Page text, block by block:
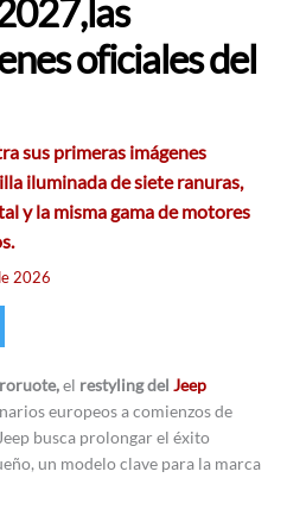
oficiales del
sus primeras imágenes
iluminada de siete ranuras,
y la misma gama de motores
2026
el restyling del Jeep
europeos a comienzos de
busca prolongar el éxito
un modelo clave para la marca